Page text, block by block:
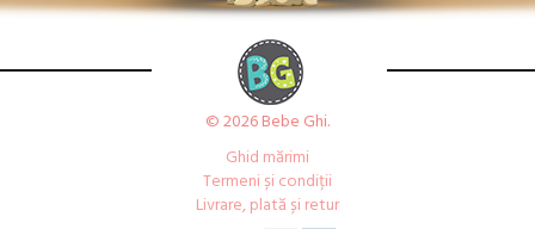
© 2026 Bebe Ghi.
Ghid mărimi
Termeni și condiții
Livrare, plată și retur